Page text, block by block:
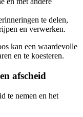
te delen,
en verwerken.
kan een waardevolle
en te koesteren.
afscheid
te nemen en het